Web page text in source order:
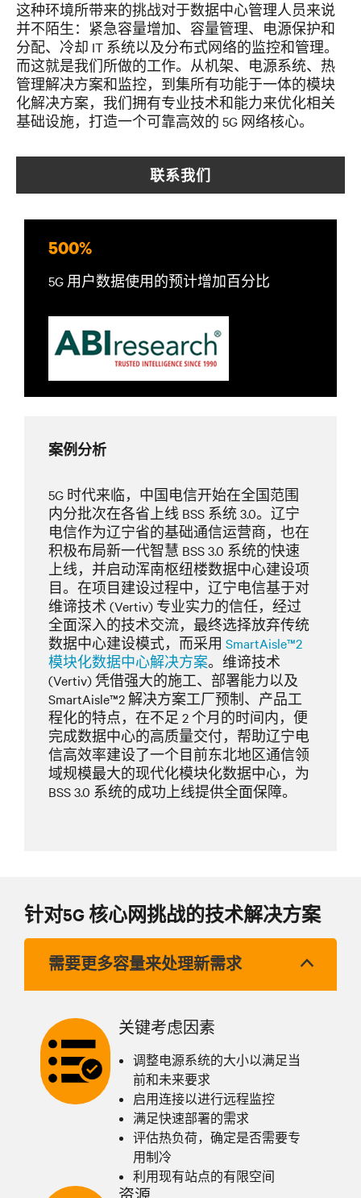
联系我们
这种环境所带来的挑战对于数据中心管理人员来说
并不陌生： 紧急容量增加、容量管理、 电源保护和
分配、冷却 IT 系统以及分布式网络的监控和管理。
而这就是我们所做的工作。从机架、电源系统、热
管理解决方案和监控，到集所有功能于一体的模块
化解决方案，我们拥有专业技术和能力来优化相关
基础设施，打造一个可靠高效的 5G 网络核心。
联系我们
500%
5G 用户数据使用的预计增加百分比
案例分析
5G 时代来临，中国电信开始在全国范围
内分批次在各省上线 BSS 系统 3.0。辽宁
电信作为辽宁省的基础通信运营商，也在
积极布局新一代智慧 BSS 3.0 系统的快速
上线，并启动浑南枢纽楼数据中心建设项
目。在项目建设过程中，辽宁电信基于对
维谛技术 (Vertiv) 专业实力的信任，经过
全面深入的技术交流，最终选择放弃传统
数据中心建设模式，而采用 SmartAisle™2
模块化数据中心解决方案。维谛技术
(Vertiv) 凭借强大的施工、部署能力以及
SmartAisle™2 解决方案工厂预制、产品工
程化的特点，在不足 2 个月的时间内，便
完成数据中心的高质量交付，帮助辽宁电
信高效率建设了一个目前东北地区通信领
域规模最大的现代化模块化数据中心，为
BSS 3.0 系统的成功上线提供全面保障。
针对5G 核心网挑战的技术解决方案
需要更多容量来处理新需求
关键考虑因素
调整电源系统的大小以满足当
前和未来要求
启用连接以进行远程监控
满足快速部署的需求
评估热负荷，确定是否需要专
用制冷
利用现有站点的有限空间